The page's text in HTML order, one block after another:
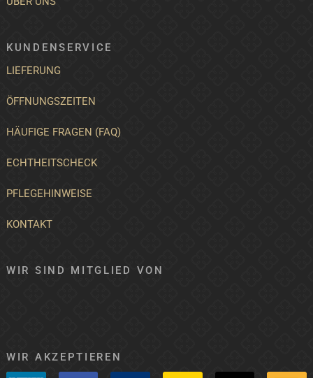
KUNDENSERVICE
LIEFERUNG
ÖFFNUNGSZEITEN
HÄUFIGE FRAGEN (FAQ)
ECHTHEITSCHECK
PFLEGEHINWEISE
KONTAKT
WIR SIND MITGLIED VON
WIR AKZEPTIEREN